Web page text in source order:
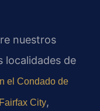
nuestros
localidades de
el Condado de
City,